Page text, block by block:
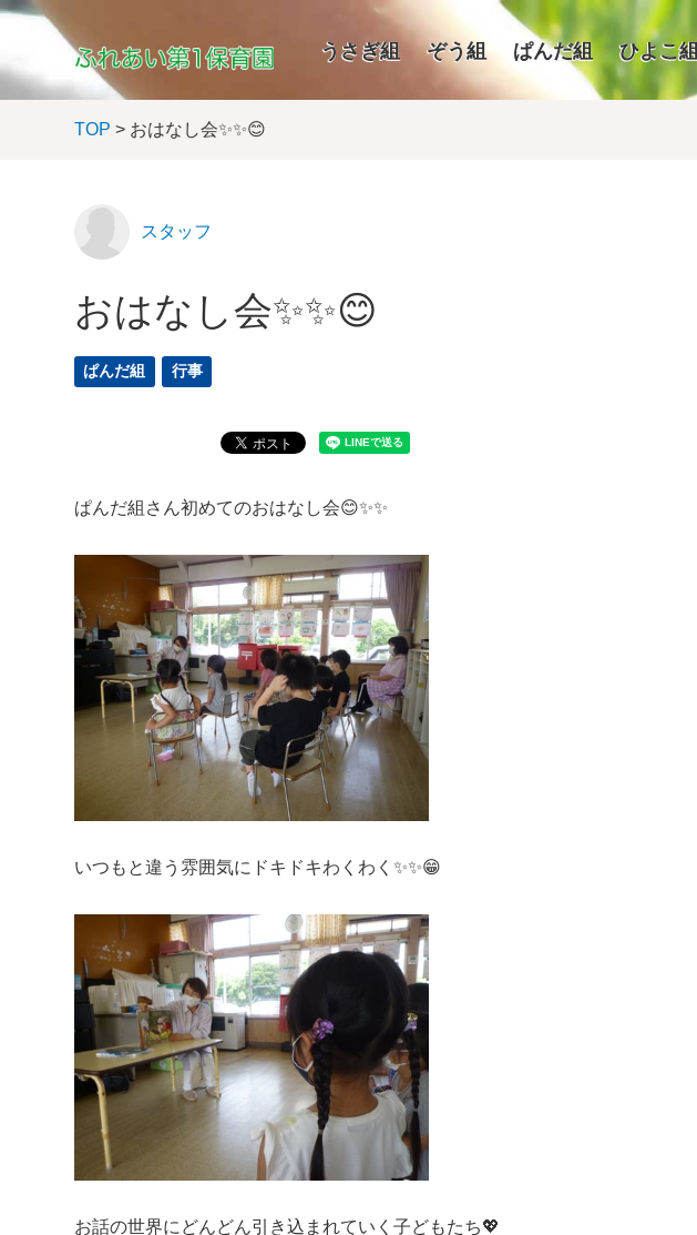
うさぎ組 ぞう組 ぱんだ組 ひよこ組
TOP > おはなし会✨✨😊
スタッフ
おはなし会✨✨😊
ぱんだ組 行事
ぱんだ組さん初めてのおはなし会😊✨✨
いつもと違う雰囲気にドキドキわくわく✨✨😁
お話の世界にどんどん引き込まれていく子どもたち💖